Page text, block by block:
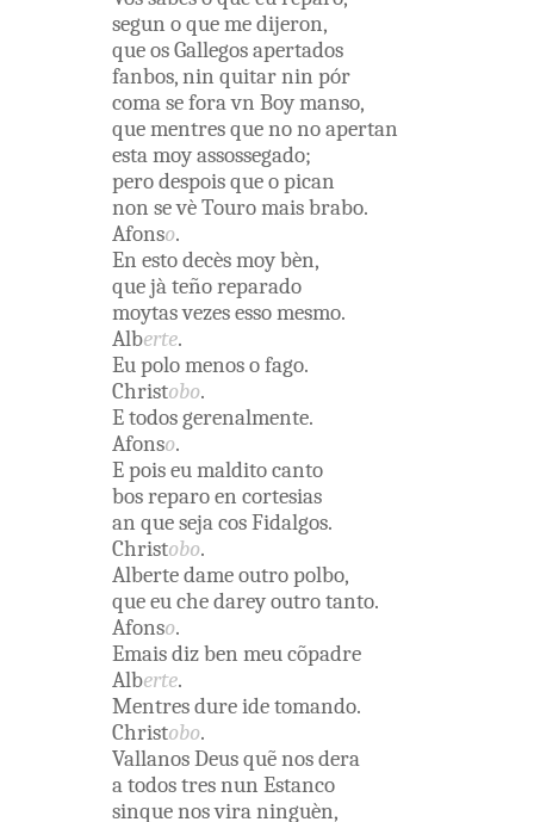
segun oquemedijeron,
queosGallegosapertados
fanbos,nin quitarnin pór
comaseforavn Boymanso,
quementresqueno noapertan
estamoyassossegado;
perodespoisqueopican
non sevèTouromaisbrabo.
Afonso.
En estodecèsmoybèn,
quejàteñoreparado
moytasvezesessomesmo.
Alberte.
Eupolomenosofago.
Christobo.
Etodosgerenalmente.
Afonso.
Epoiseumalditocanto
bosreparoen cortesias
an quesejacosFidalgos.
Christobo.
Albertedameoutropolbo,
queeuchedareyoutrotanto.
Afonso.
Emaisdizben meucõpadre
Alberte.
Mentresdureidetomando.
Christobo.
VallanosDeusquẽnosdera
atodostresnun Estanco
sinquenosviraninguèn,